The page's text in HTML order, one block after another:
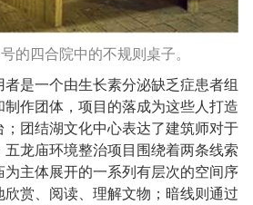
的四合院中的不规则桌子。
是一个由生长素分泌缺乏症患者组
作团体，项目的落成为这些人打造
团结湖文化中心表达了建筑师对于
龙庙环境整治项目围绕着两条线索
主体展开的一系列有层次的空间序
赏、阅读、理解文物；暗线则通过